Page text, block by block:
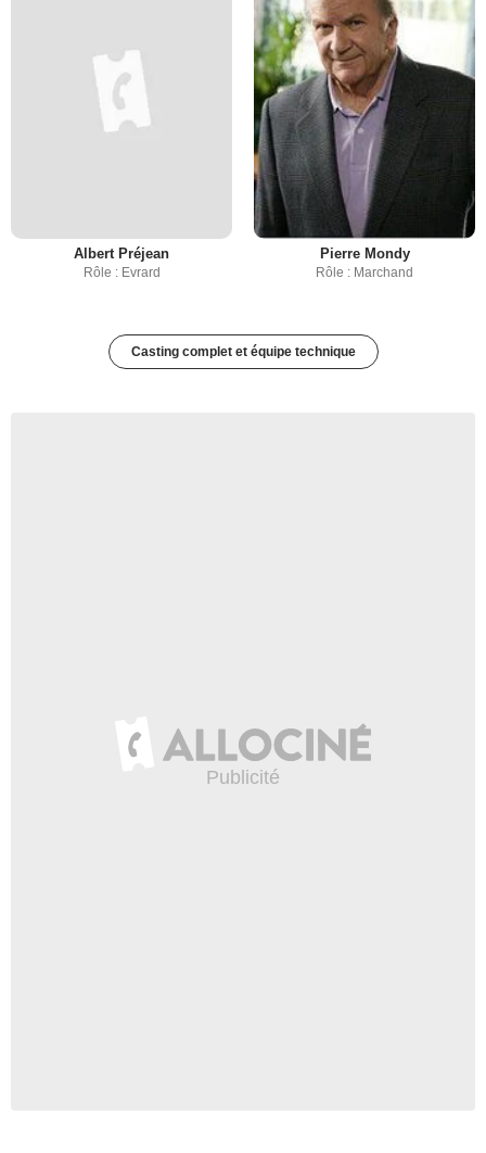
Albert Préjean
Rôle : Evrard
Pierre Mondy
Rôle : Marchand
Casting complet et équipe technique